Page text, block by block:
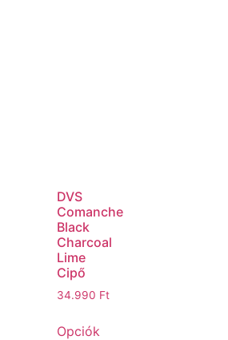
DVS
Comanche
Black
Charcoal
Lime
Cipő
34.990 Ft
Opciók